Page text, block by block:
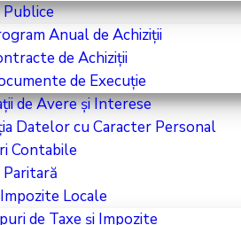
Publice
Anual de Achiziții
de Achiziții
de Execuție
de Avere și Interese
Datelor cu Caracter Personal
Contabile
Paritară
Locale
de Taxe și Impozite